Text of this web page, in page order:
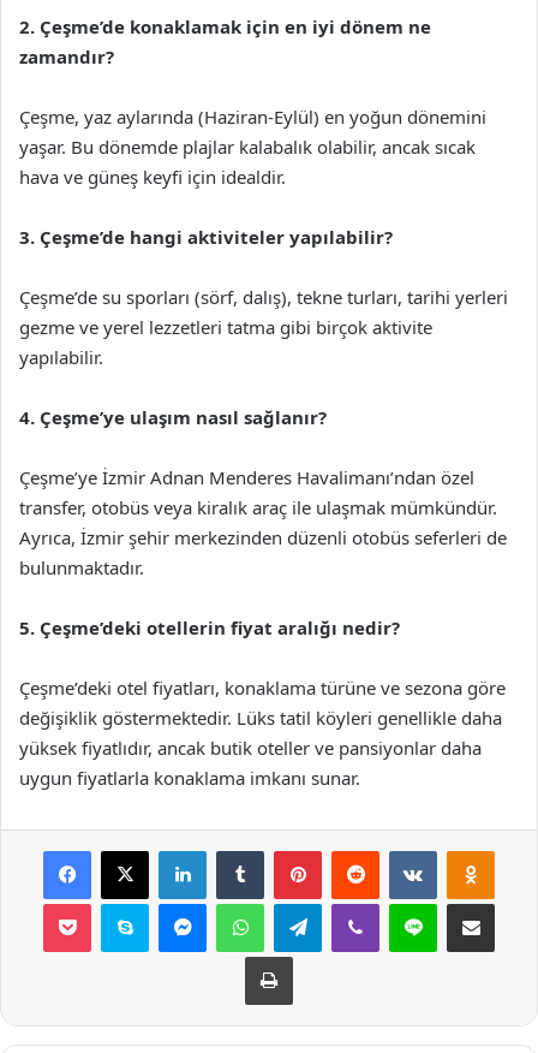
2. Çeşme’de konaklamak için en iyi dönem ne
zamandır?
Çeşme, yaz aylarında (Haziran-Eylül) en yoğun dönemini
yaşar. Bu dönemde plajlar kalabalık olabilir, ancak sıcak
hava ve güneş keyfi için idealdir.
3. Çeşme’de hangi aktiviteler yapılabilir?
Çeşme’de su sporları (sörf, dalış), tekne turları, tarihi yerleri
gezme ve yerel lezzetleri tatma gibi birçok aktivite
yapılabilir.
4. Çeşme’ye ulaşım nasıl sağlanır?
Çeşme’ye İzmir Adnan Menderes Havalimanı’ndan özel
transfer, otobüs veya kiralık araç ile ulaşmak mümkündür.
Ayrıca, İzmir şehir merkezinden düzenli otobüs seferleri de
bulunmaktadır.
5. Çeşme’deki otellerin fiyat aralığı nedir?
Çeşme’deki otel fiyatları, konaklama türüne ve sezona göre
değişiklik göstermektedir. Lüks tatil köyleri genellikle daha
yüksek fiyatlıdır, ancak butik oteller ve pansiyonlar daha
uygun fiyatlarla konaklama imkanı sunar.
Facebook
X LinkedInTumblr PinterestReddit VKontakte
Pocket Skype MessengerWhatsAppTelegramViber Line E-Posta ile
Yazdır